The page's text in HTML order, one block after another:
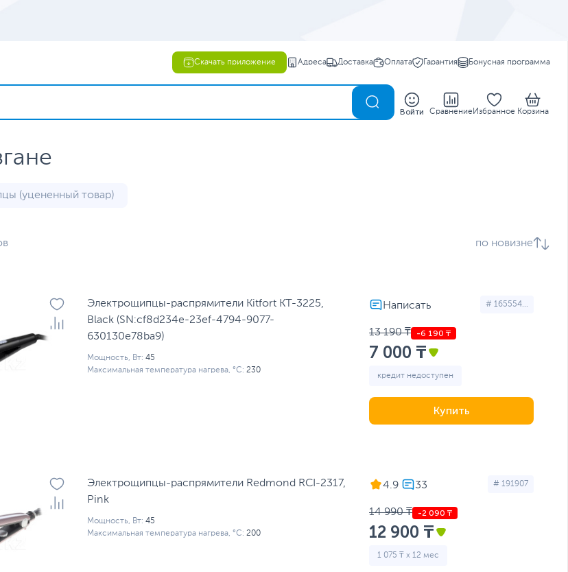
Скачать приложение Адреса Доставка Оплата Гарантия Бонусная программа
Войти Сравнение Избранное Корзина
(уцененный товар)
по новизне
Электрощипцы-распрямители Kitfort КТ-3225,
Black (SN:cf8d234e-23ef-4794-9077-
630130e78ba9)
Мощность, Вт: 45
Максимальная температура нагрева, °С: 230
# 165554...
13 190 ₸
7 000 ₸
кредит недоступен
Купить
Электрощипцы-распрямители Redmond RCI-2317,
Pink
Мощность, Вт: 45
Максимальная температура нагрева, °С: 200
4.9 # 191907
14 990 ₸
12 900 ₸
1 075 ₸ x 12 мес